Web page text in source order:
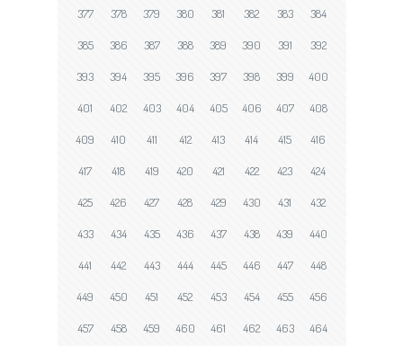
377 378 379 380 381 382 383 384
385 386 387 388 389 390 391 392
393 394 395 396 397 398 399 400
401 402 403 404 405 406 407 408
409 410 411 412 413 414 415 416
417 418 419 420 421 422 423 424
425 426 427 428 429 430 431 432
433 434 435 436 437 438 439 440
441 442 443 444 445 446 447 448
449 450 451 452 453 454 455 456
457 458 459 460 461 462 463 464